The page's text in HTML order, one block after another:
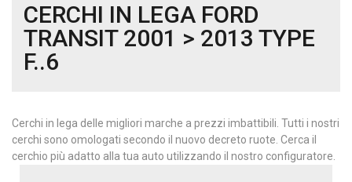
CERCHI IN LEGA FORD
TRANSIT 2001 > 2013 TYPE
F..6
Cerchi in lega delle migliori marche a prezzi imbattibili. Tutti i nostri
cerchi sono omologati secondo il nuovo decreto ruote. Cerca il
cerchio più adatto alla tua auto utilizzando il nostro configuratore.